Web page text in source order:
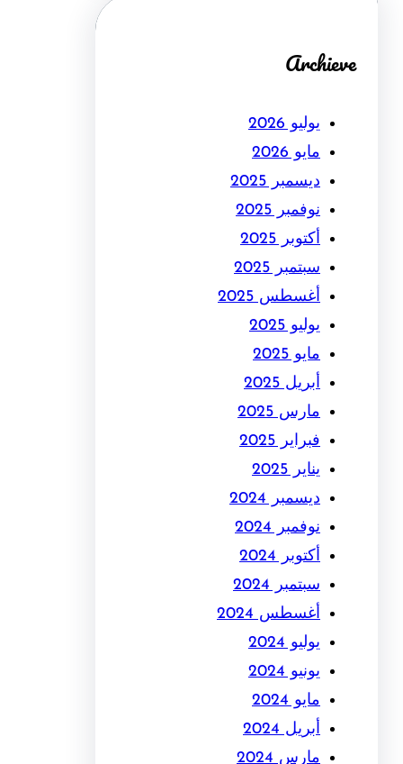
Archieve
يوليو 2026
مايو 2026
ديسمبر 2025
نوفمبر 2025
أكتوبر 2025
سبتمبر 2025
أغسطس 2025
يوليو 2025
مايو 2025
أبريل 2025
مارس 2025
فبراير 2025
يناير 2025
ديسمبر 2024
نوفمبر 2024
أكتوبر 2024
سبتمبر 2024
أغسطس 2024
يوليو 2024
يونيو 2024
مايو 2024
أبريل 2024
مارس 2024